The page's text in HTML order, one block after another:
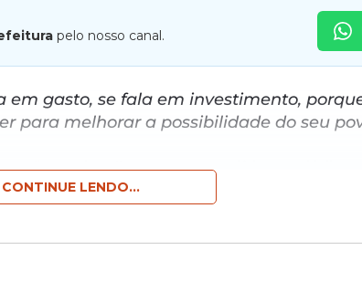
pelo nosso canal.
em gasto, se fala em investimento,
para melhorar a possibilidade do seu
, Lula afirmou que políticas públicas
garantir igualdade de oportunidades.
uma vaga com qualquer outra
CONTINUE LENDO...